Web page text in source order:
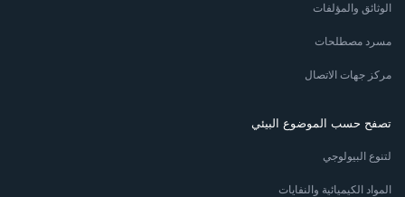
الوثائق والمؤلفات
مسرد مصطلحات
مركز جهات الاتصال
تصفح حسب الموضوع البيئي
لتنوع البيولوجي
المواد الكيميائية والنفايات